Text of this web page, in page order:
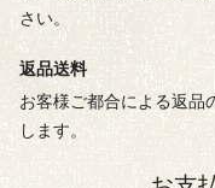
さい。
返品送料
お客様ご都合による返品
します。